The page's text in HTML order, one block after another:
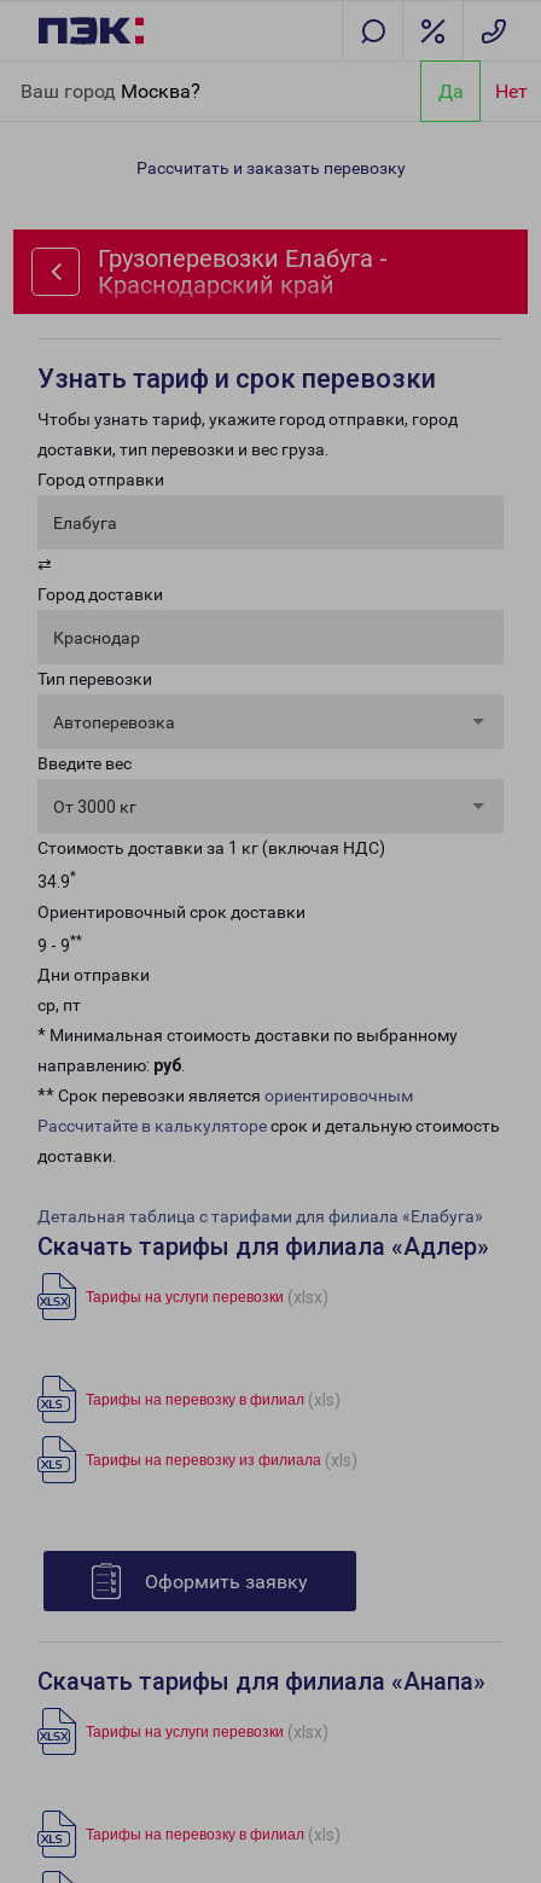
Ваш город Москва? Да Нет
Краснодарский край
Рассчитать и заказать перевозку
Грузоперевозки Елабуга -
Краснодарский край
Узнать тариф и срок перевозки
Чтобы узнать тариф, укажите город отправки, город
доставки, тип перевозки и вес груза.
Город отправки
Елабуга
⇄
Город доставки
Краснодар
Тип перевозки
Автоперевозка
Введите вес
От 3000 кг
Стоимость доставки за 1 кг (включая НДС)
34.9*
Ориентировочный срок доставки
9 - 9**
Дни отправки
ср, пт
* Минимальная стоимость доставки по выбранному
направлению: руб.
** Срок перевозки является ориентировочным
Рассчитайте в калькуляторесрок и детальную стоимость
доставки.
Детальная таблица с тарифами для филиала «Елабуга»
Скачать тарифы для филиала «Адлер»
Тарифы на услуги перевозки (xlsx)
Тарифы на перевозку в филиал (xls)
Тарифы на перевозку из филиала (xls)
Оформить заявку
Скачать тарифы для филиала «Анапа»
Тарифы на услуги перевозки (xlsx)
Тарифы на перевозку в филиал (xls)